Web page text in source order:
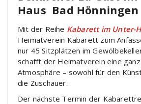
Haus Bad Hönningen
Mit der Reihe Kabarett im Unter-
Heimatverein Kabarett zum
nur 45 Sitzplätzen im
schafft der Heimatverein eine
Atmosphäre – sowohl für den
die Zuschauer.
Der nächste Termin der